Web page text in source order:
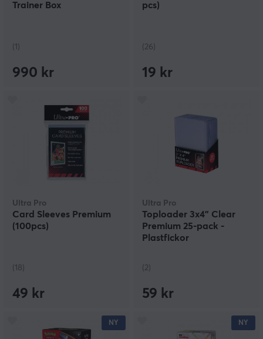
Trainer Box
(1)
990 kr
pcs)
(26)
19 kr
Ultra Pro
Card Sleeves Premium
(100pcs)
(18)
49 kr
Ultra Pro
Toploader 3x4" Clear
Premium 25-pack -
Plastfickor
(2)
59 kr
NY NY